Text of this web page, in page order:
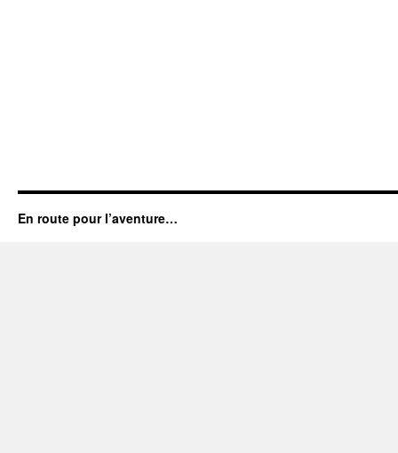
En route pour l’aventure…